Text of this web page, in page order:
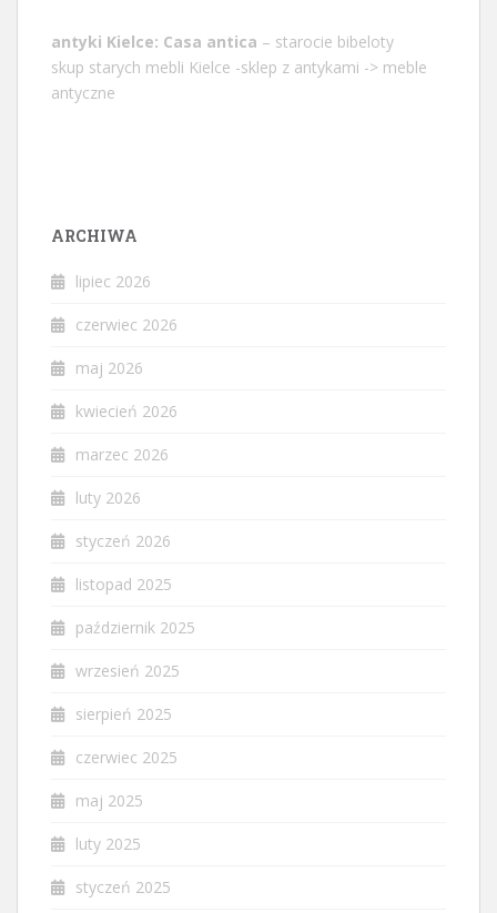
antyki Kielce: Casa antica – starocie bibeloty
skup starych mebli Kielce -sklep z antykami -> meble
antyczne
ARCHIWA
lipiec 2026
czerwiec 2026
maj 2026
kwiecień 2026
marzec 2026
luty 2026
styczeń 2026
listopad 2025
październik 2025
wrzesień 2025
sierpień 2025
czerwiec 2025
maj 2025
luty 2025
styczeń 2025